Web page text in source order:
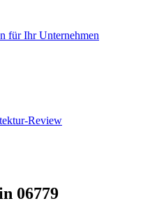
für Ihr Unternehmen
Review
06779